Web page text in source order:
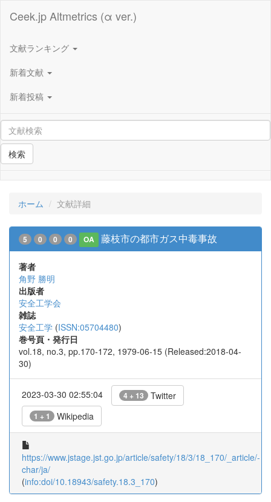
Ceek.jp Altmetrics (α ver.)
文献ランキング
新着文献
新着投稿
検索
ホーム 文献詳細
5 0 0 0 OA 藤枝市の都市ガス中毒事故
著者
角野 勝明
出版者
安全工学会
雑誌
安全工学 (ISSN:05704480)
巻号頁・発行日
vol.18, no.3, pp.170-172, 1979-06-15 (Released:2018-04-
30)
2023-03-30 02:55:04 4 + 13 Twitter
1 + 1 Wikipedia
https://www.jstage.jst.go.jp/article/safety/18/3/18_170/_article/-
char/ja/
(info:doi/10.18943/safety.18.3_170)